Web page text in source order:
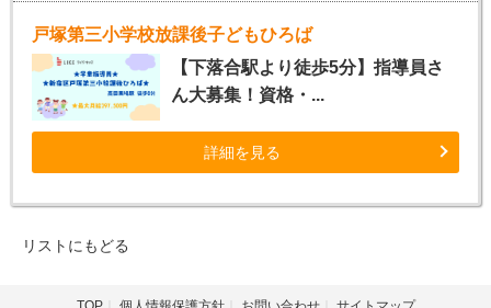
戸塚第三小学校放課後子どもひろば
【下落合駅より徒歩5分】指導員さ
ん大募集！資格・...
詳細を見る
リストにもどる